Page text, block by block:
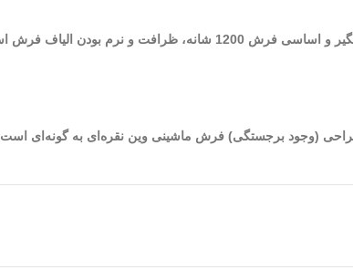
از بهترین فرش‌های ماشینی کاشان می‌توان به فرش‌های 1200 شانه اشاره نمود. ویژگی
این فرش به 9 (نه) می‌رسد. نوع رنگ بندی و طراحی (وجود برجستگی) فرش ماشینی وین